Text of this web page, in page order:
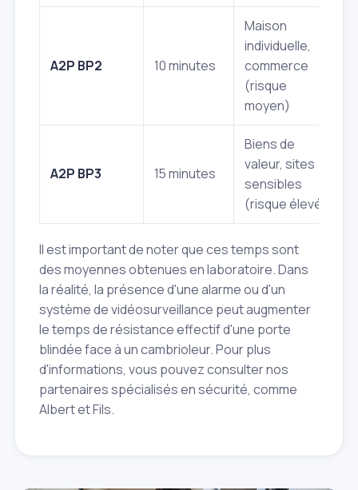
A2P BP2 10 minutes
Maison
individuelle,
commerce
(risque
moyen)
A2P BP3 15 minutes
Biens de
valeur, sites
sensibles
(risque élevé)
Il est important de noter que ces temps sont
des moyennes obtenues en laboratoire. Dans
la réalité, la présence d'une alarme ou d'un
système de vidéosurveillance peut augmenter
le temps de résistance effectif d'une porte
blindée face à un cambrioleur. Pour plus
d'informations, vous pouvez consulter nos
partenaires spécialisés en sécurité, comme
Albert et Fils.